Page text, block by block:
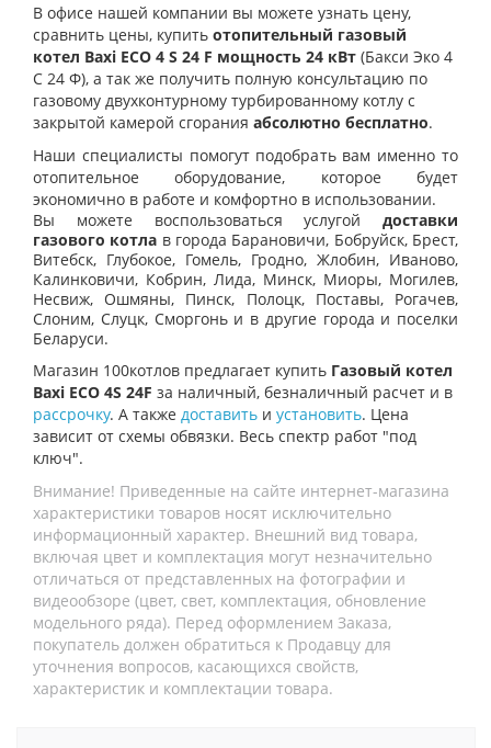
В офисе нашей компании вы можете узнать цену,
сравнить цены, купить отопительный газовый
котел Baxi ECO 4 S 24 F мощность 24 кВт (Бакси Эко 4
С 24 Ф), а так же получить полную консультацию по
газовому двухконтурному турбированному котлу с
закрытой камерой сгорания абсолютно бесплатно.
Наши специалисты помогут подобрать вам именно то
отопительное оборудование, которое будет
экономично в работе и комфортно в использовании.
Вы можете воспользоваться услугой доставки
газового котла в города Барановичи, Бобруйск, Брест,
Витебск, Глубокое, Гомель, Гродно, Жлобин, Иваново,
Калинковичи, Кобрин, Лида, Минск, Миоры, Могилев,
Несвиж, Ошмяны, Пинск, Полоцк, Поставы, Рогачев,
Слоним, Слуцк, Сморгонь и в другие города и поселки
Беларуси.
Магазин 100котлов предлагает купить Газовый котел
Baxi ECO 4S 24F за наличный, безналичный расчет и в
рассрочку. А также доставить и установить. Цена
зависит от схемы обвязки. Весь спектр работ "под
ключ".
Внимание! Приведенные на сайте интернет-магазина
характеристики товаров носят исключительно
информационный характер. Внешний вид товара,
включая цвет и комплектация могут незначительно
отличаться от представленных на фотографии и
видеообзоре (цвет, свет, комплектация, обновление
модельного ряда). Перед оформлением Заказа,
покупатель должен обратиться к Продавцу для
уточнения вопросов, касающихся свойств,
характеристик и комплектации товара.